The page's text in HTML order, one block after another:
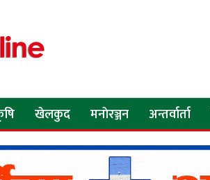
खेलकुद मनाेरञ्जन अन्तर्वार्ता